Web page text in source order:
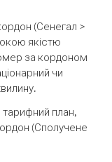
(Сенегал >
якістю
за кордоном
чи
план,
(Сполучене